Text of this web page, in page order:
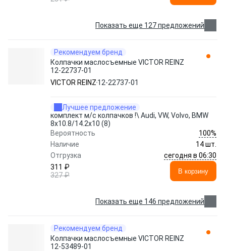
Показать еще 127 предложений
Рекомендуем бренд
Колпачки маслосъемные VICTOR REINZ
12-22737-01
VICTOR REINZ 12-22737-01
Лучшее предложение
комплект м/с колпачков !\ Audi, VW, Volvo, BMW
8x10.8/14.2x10 (8)
Вероятность
100%
Наличие
14 шт.
Отгрузка
сегодня в 06:30
311 ₽
327 ₽
В корзину
Показать еще 146 предложений
Рекомендуем бренд
Колпачки маслосъемные VICTOR REINZ
12-53489-01